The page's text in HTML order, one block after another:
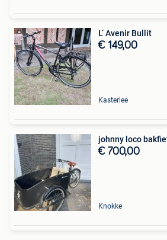
L’ Avenir Bullit
€ 149,00
Kasterlee
johnny loco
€ 700,00
Knokke